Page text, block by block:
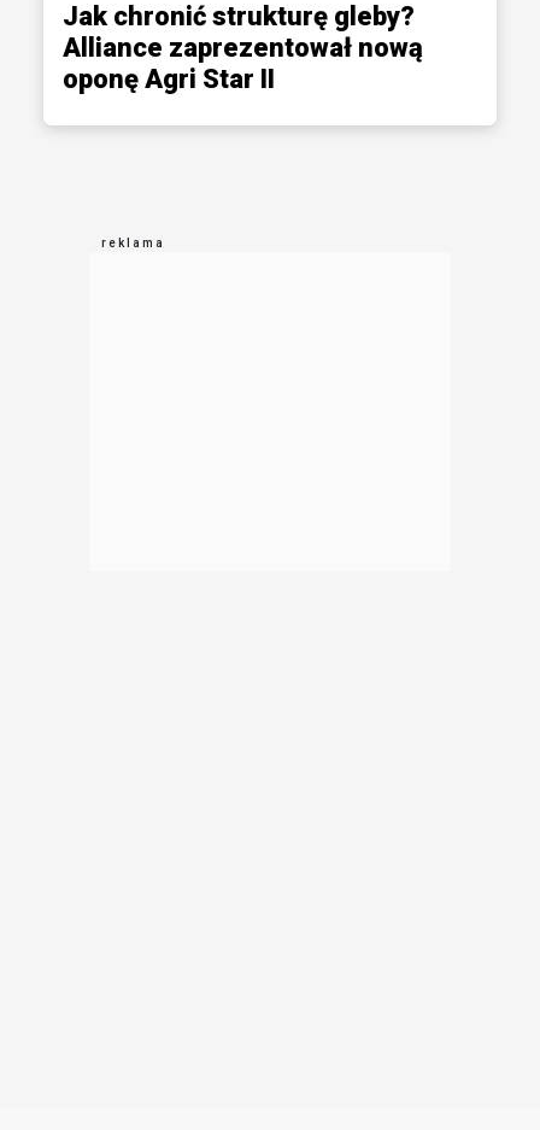
Jak chronić strukturę gleby?
Alliance zaprezentował nową
oponę Agri Star II